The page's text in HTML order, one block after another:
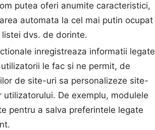
putea oferi anumite caracteristici,
automata la cel mai putin ocupat
dvs. de dorinte.
inregistreaza informatii legate
le fac si ne permit, de
de site-uri sa personalizeze site-
utilizatorului. De exemplu, modulele
pentru a salva preferintele legate